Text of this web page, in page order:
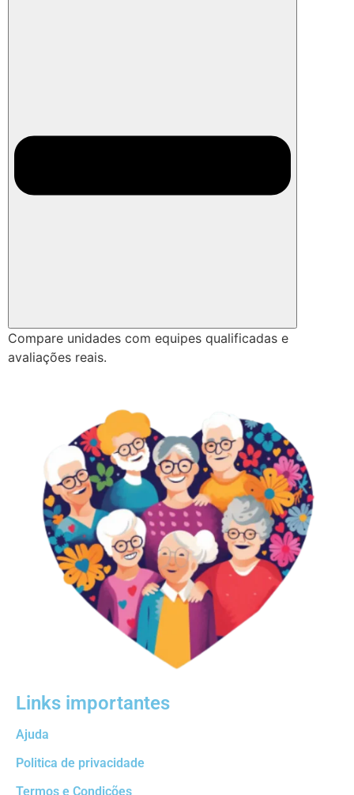
Compare unidades com equipes qualificadas e
avaliações reais.
Links importantes
Ajuda
Politica de privacidade
Termos e Condições